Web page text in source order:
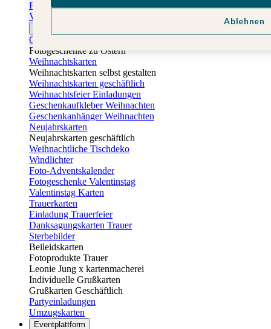
Fotogeschenke Vatertag
Vatertagskarten
Osterkarten
Fotogeschenke zu Ostern
Weihnachtskarten
Weihnachtskarten selbst gestalten
Weihnachtskarten geschäftlich
Weihnachtsfeier Einladungen
Geschenkaufkleber Weihnachten
Geschenkanhänger Weihnachten
Neujahrskarten
Neujahrskarten geschäftlich
Weihnachtliche Tischdeko
Windlichter
Foto-Adventskalender
Fotogeschenke Valentinstag
Valentinstag Karten
Trauerkarten
Einladung Trauerfeier
Danksagungskarten Trauer
Sterbebilder
Beileidskarten
Fotoprodukte Trauer
Leonie Jung x kartenmacherei
Individuelle Grußkarten
Grußkarten Geschäftlich
Partyeinladungen
Umzugskarten
Eventplattform
Ablehnen